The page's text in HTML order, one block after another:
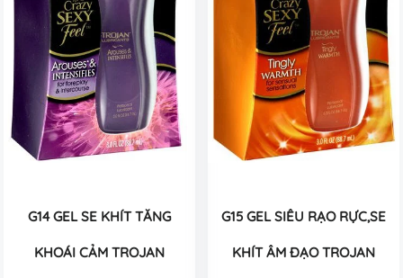
G14 GEL SE KHÍT TĂNG
KHOÁI CẢM TROJAN
G15 GEL SIÊU RẠO RỰC,SE
KHÍT ÂM ĐẠO TROJAN